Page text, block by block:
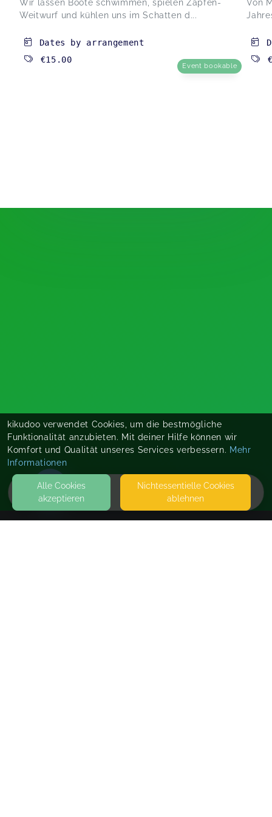
HOME
Wir lassen Boote schwimmen, spielen Zapfen-
Weitwurf und kühlen uns im Schatten d...
Dates by arrangement
€15.00
Event bookable
Von
kikudoo verwendet Cookies, um die bestmögliche
Funktionalität anzubieten. Mit deiner Hilfe können wir
Komfort und Qualität unseres Services verbessern. Mehr
Informationen
Alle Cookies
akzeptieren
Nicht­essentielle Cookies
ablehnen